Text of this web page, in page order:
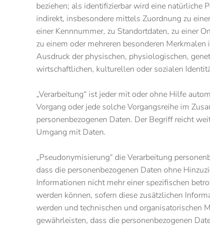
beziehen; als identifizierbar wird eine natürliche
indirekt, insbesondere mittels Zuordnung zu
einer Kennnummer, zu Standortdaten, zu einer
zu einem oder mehreren besonderen
Ausdruck der physischen, physiologischen,
wirtschaftlichen, kulturellen oder sozialen
„Verarbeitung“ ist jeder mit oder ohne Hilfe
Vorgang oder jede solche Vorgangsreihe im
personenbezogenen Daten. Der Begriff reicht
Umgang mit Daten.
„Pseudonymisierung“ die Verarbeitung
dass die personenbezogenen Daten ohne
Informationen nicht mehr einer spezifischen
werden können, sofern diese zusätzlichen
werden und technischen und organisatorischen
gewährleisten, dass die personenbezogenen